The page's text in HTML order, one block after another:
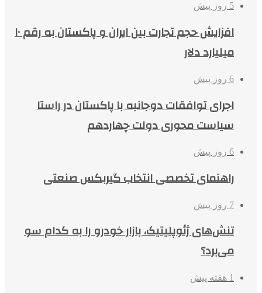
5 روز پیش
افزایش حجم تجارت بین ایران و پاکستان به رقم ۱۰
میلیارد دلار
6 روز پیش
اجرای توافقات دوجانبه با پاکستان در راستا
سیاست محوری دولت چهاردهم
6 روز پیش
راهنمای تخصصی انتخاب گیربکس صنعتی
7 روز پیش
تنش‌های ژئوپلیتیک، بازار خودرو را به کدام سو
می‌برد؟
1 هفته پیش